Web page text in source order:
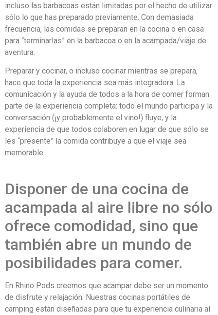
incluso las barbacoas están limitadas por el hecho de utilizar
sólo lo que has preparado previamente. Con demasiada
frecuencia, las comidas se preparan en la cocina o en casa
para “terminarlas” en la barbacoa o en la acampada/viaje de
aventura.
Preparar y cocinar, o incluso cocinar mientras se prepara,
hace que toda la experiencia sea más integradora. La
comunicación y la ayuda de todos a la hora de comer forman
parte de la experiencia completa: todo el mundo participa y la
conversación (¡y probablemente el vino!) fluye, y la
experiencia de que todos colaboren en lugar de que sólo se
les “presente” la comida contribuye a que el viaje sea
memorable.
Disponer de una cocina de
acampada al aire libre no sólo
ofrece comodidad, sino que
también abre un mundo de
posibilidades para comer.
En Rhino Pods creemos que acampar debe ser un momento
de disfrute y relajación. Nuestras cocinas portátiles de
camping están diseñadas para que tu experiencia culinaria al